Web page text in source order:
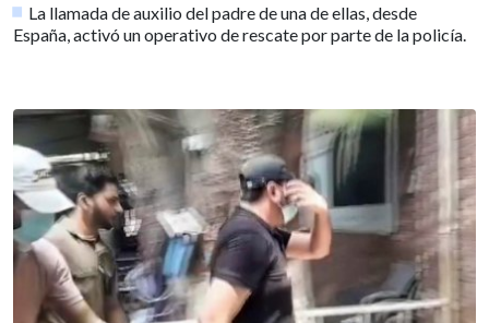
La llamada de auxilio del padre de una de ellas, desde
España, activó un operativo de rescate por parte de la policía.